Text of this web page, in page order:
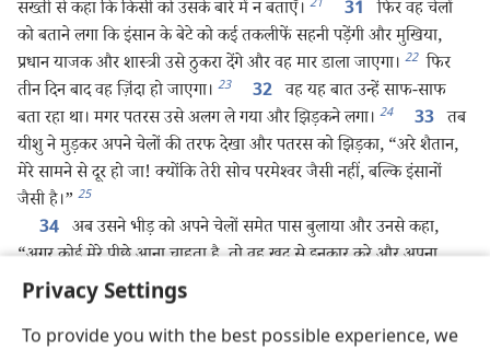
Privacy Settings
To provide you with the best possible experience, we
सख्ती से कहा कि किसी को उसके बारे में न बताएँ। 21 31
फिर वह चेलों
को बताने लगा कि इंसान के बेटे को कई तकलीफें सहनी पड़ेंगी और मुखिया,
प्रधान याजक और शास्त्री उसे ठुकरा देंगे और वह मार डाला जाएगा। 22 फिर
तीन दिन बाद वह ज़िंदा हो जाएगा। 23 32 वह यह बात उन्हें साफ-साफ
बता रहा था। मगर पतरस उसे अलग ले गया और झिड़कने लगा। 24 33 तब
यीशु ने मुड़कर अपने चेलों की तरफ देखा और पतरस को झिड़का, “अरे शैतान,
मेरे सामने से दूर हो जा! क्योंकि तेरी सोच परमेश्‍वर जैसी नहीं, बल्कि इंसानों
जैसी है।” 25
34 अब उसने भीड़ को अपने चेलों समेत पास बुलाया और उनसे कहा,
“अगर कोई मेरे पीछे आना चाहता है, तो वह खुद से इनकार करे और अपना
यातना का काठ उठाए और मेरे पीछे चलता रहे।
अपनी जान बचाना चाहता है वह उसे खोएगा, मगर जो कोई मेरी और खुशखबरी
की खातिर अपनी जान गँवाता है वह उसे बचाएगा। 27 36 वाकई, अगर एक